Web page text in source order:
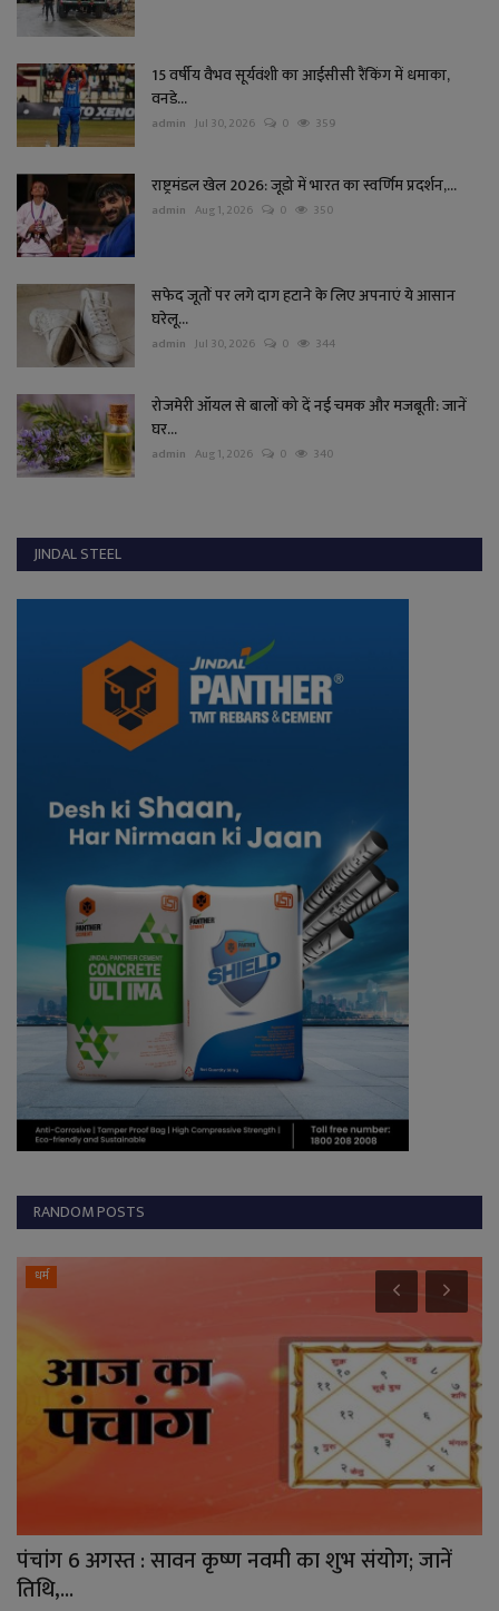
15 वर्षीय वैभव सूर्यवंशी का आईसीसी रैंकिंग में धमाका,
वनडे...
admin Jul 30, 2026 0 359
राष्ट्रमंडल खेल 2026: जूडो में भारत का स्वर्णिम प्रदर्शन,...
admin Aug 1, 2026 0 350
सफेद जूतों पर लगे दाग हटाने के लिए अपनाएं ये आसान
घरेलू...
admin Jul 30, 2026 0 344
रोजमेरी ऑयल से बालों को दें नई चमक और मजबूती: जानें
घर...
admin Aug 1, 2026 0 340
JINDAL STEEL
RANDOM POSTS
धर्म
पंचांग 6 अगस्त : सावन कृष्ण नवमी का शुभ संयोग; जानें
तिथि,...